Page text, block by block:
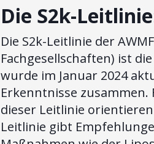
Die S2k-
Die S2k-Leitlinie der
Fachgesellschaften) ist
wurde im Januar 2024
Erkenntnisse zusammen.
dieser Leitlinie
Leitlinie gibt